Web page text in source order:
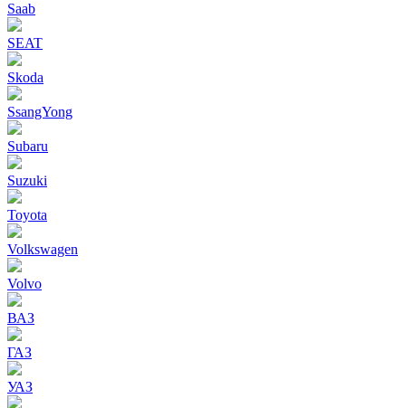
Saab
SEAT
Skoda
SsangYong
Subaru
Suzuki
Toyota
Volkswagen
Volvo
ВАЗ
ГАЗ
УАЗ